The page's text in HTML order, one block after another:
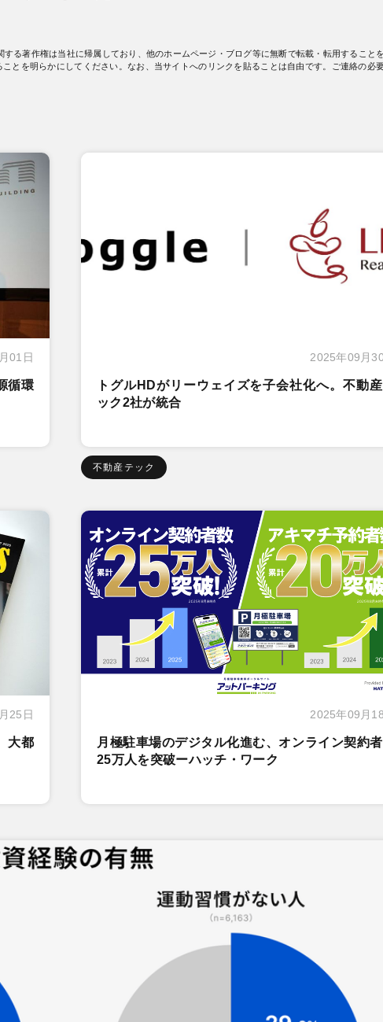
る著作権は当社に帰属しており、他のホームページ・ブログ等に無断で転載・転用すること
とを明らかにしてください。なお、当サイトへのリンクを貼ることは自由です。ご連絡の必
01日
循環
2025年09月
トグルHDがリーウェイズを子会社化へ。不動
ック2社が統合
不動産テック
25日
大都
2025年09月
月極駐車場のデジタル化進む、オンライン契約
25万人を突破ーハッチ・ワーク